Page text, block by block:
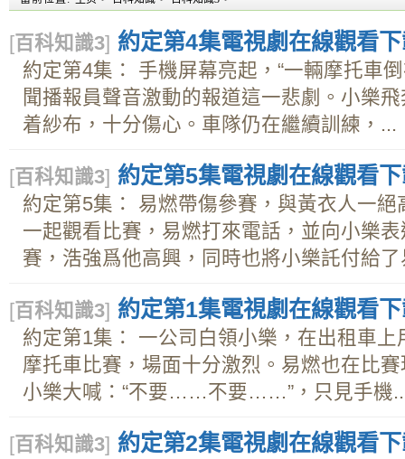
[百科知識3] 約定第4集電視劇在線觀看
約定第4集： 手機屏幕亮起，“一輛摩托車
聞播報員聲音激動的報道這一悲劇。小樂
着紗布，十分傷心。車隊仍在繼續訓練，...
[百科知識3] 約定第5集電視劇在線觀看
約定第5集： 易燃帶傷參賽，與黃衣人一
一起觀看比賽，易燃打來電話，並向小樂
賽，浩強爲他高興，同時也將小樂託付給
[百科知識3] 約定第1集電視劇在線觀看
約定第1集： 一公司白領小樂，在出租車
摩托車比賽，場面十分激烈。易燃也在比
小樂大喊：“不要……不要……”，只見手機
[百科知識3] 約定第2集電視劇在線觀看